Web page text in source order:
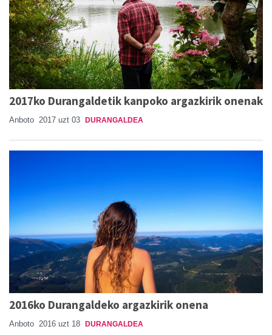
2017ko Durangaldetik kanpoko argazkirik onenak
Anboto 2017 uzt 03 DURANGALDEA
2016ko Durangaldeko argazkirik onena
Anboto 2016 uzt 18 DURANGALDEA